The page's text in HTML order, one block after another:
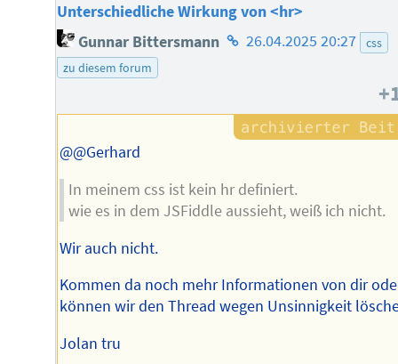
Unterschiedliche Wirkung von <hr>
Gunnar Bittersmann Homepage
26.04.2025 20:27
css
zu diesem forum
@@Gerhard
In meinem css ist kein hr definiert.
wie es in dem JSFiddle aussieht, weiß ich nicht.
Wir auch nicht.
Kommen da noch mehr Informationen von dir
können wir den Thread wegen Unsinnigkeit
Jolan tru